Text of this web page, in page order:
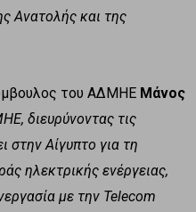
Ανατολής και της
του ΑΔΜΗΕ Μάνος
διευρύνοντας τις
στην Αίγυπτο για τη
ηλεκτρικής ενέργειας,
με την Telecom